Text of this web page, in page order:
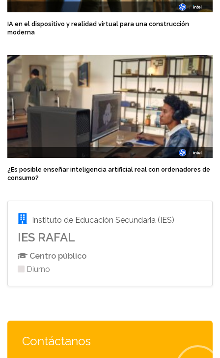
IA en el dispositivo y realidad virtual para una construcción
moderna
¿Es posible enseñar inteligencia artificial real con ordenadores de
consumo?
Instituto de Educación Secundaria (IES)
IES RAFAL
Centro público
Diurno
Contáctanos